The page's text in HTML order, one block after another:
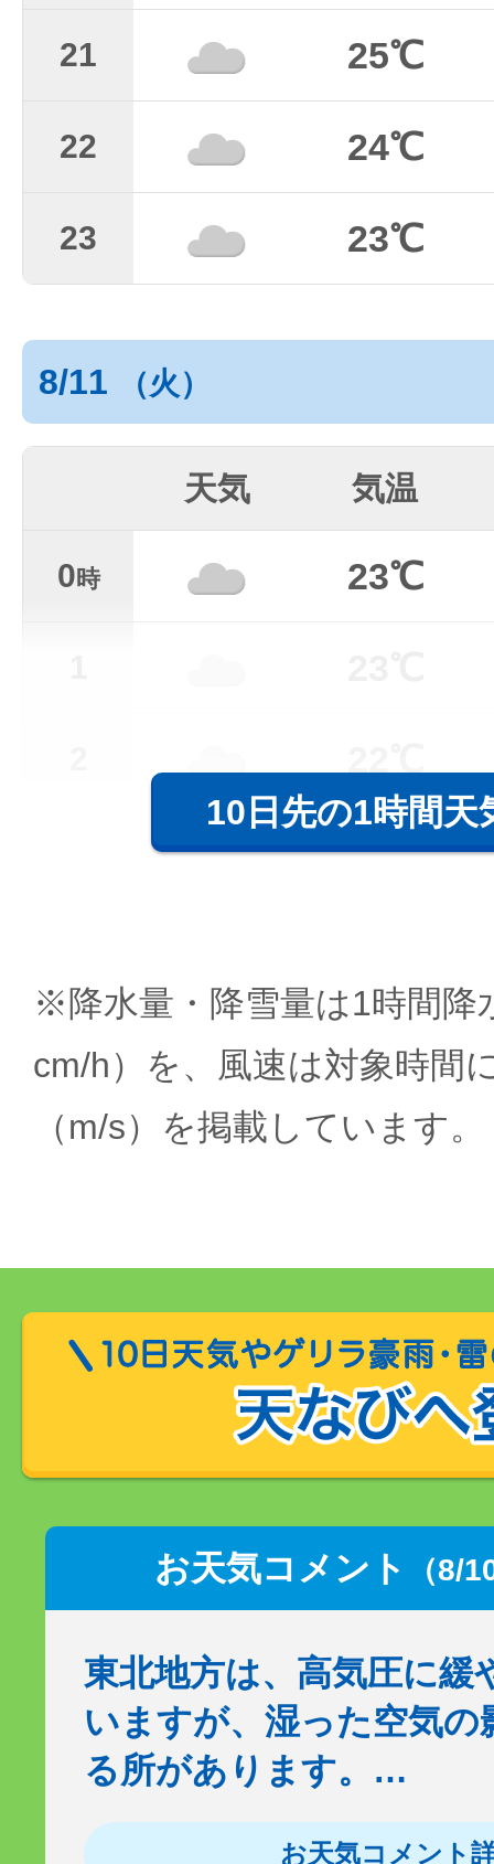
21 25℃
22 24℃
23 23℃
8/11 （火）
天気 気温
0時 23℃
10日先の1時間天
※降水量・降雪量は1時間降
cm/h）を、風速は対象時間
（m/s）を掲載しています。
お天気コメント （8/
東北地方は、高気圧に緩
いますが、湿った空気の
る所があります。…
お天気コメント